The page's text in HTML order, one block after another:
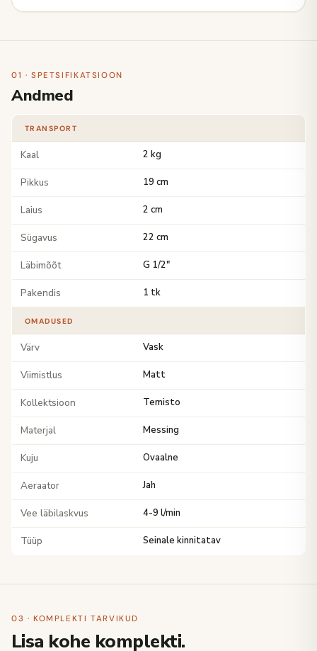
01 · SPETSIFIKATSIOON
Andmed
TRANSPORT
Kaal 2 kg
Pikkus 19 cm
Laius 2 cm
Sügavus 22 cm
Läbimõõt G 1/2"
Pakendis 1 tk
OMADUSED
Värv Vask
Viimistlus Matt
Kollektsioon Temisto
Materjal Messing
Kuju Ovaalne
Aeraator Jah
Vee läbilaskvus 4-9 l/min
Tüüp Seinale kinnitatav
03 · KOMPLEKTI TARVIKUD
Lisa kohe komplekti.